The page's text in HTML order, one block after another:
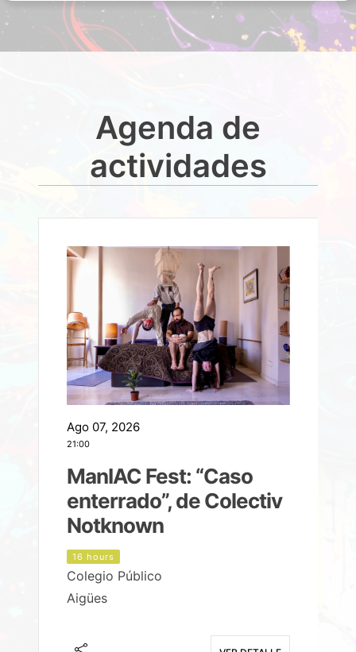
Agenda de
actividades
Ago 07, 2026
21:00
ManIAC Fest: “Caso
enterrado”, de Colectiv
Notknown
16 hours
Colegio Público
Aigües